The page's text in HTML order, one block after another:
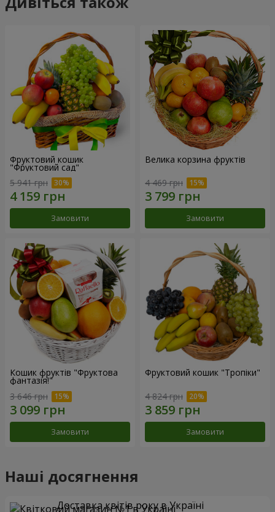
Фруктовий кошик
"Фруктовий сад"
5 941 грн
Замовити
Велика корзина фруктів
4 469 грн
Замовити
Кошик фруктів "Фруктова
фантазія!"
3 646 грн
Замовити
Фруктовий кошик "Тропіки"
4 824 грн
Замовити
Наші досягнення
Доставка квітів року в Україні